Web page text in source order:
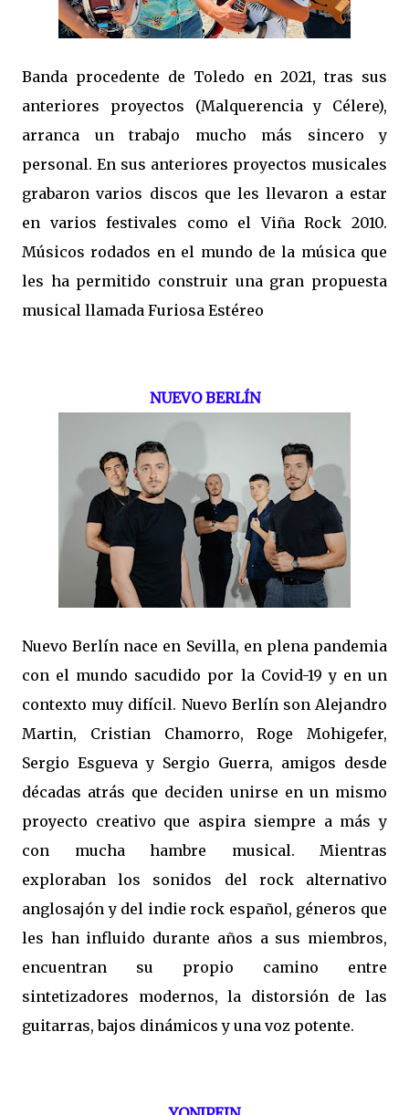
Banda procedente de Toledo en 2021, tras sus
anteriores proyectos (Malquerencia y Célere),
arranca un trabajo mucho más sincero y
personal. En sus anteriores proyectos musicales
grabaron varios discos que les llevaron a estar
en varios festivales como el Viña Rock 2010.
Músicos rodados en el mundo de la música que
les ha permitido construir una gran propuesta
musical llamada Furiosa Estéreo
NUEVO BERLÍN
Nuevo Berlín nace en Sevilla, en plena pandemia
con el mundo sacudido por la Covid-19 y en un
contexto muy difícil. Nuevo Berlín son Alejandro
Martin, Cristian Chamorro, Roge Mohigefer,
Sergio Esgueva y Sergio Guerra, amigos desde
décadas atrás que deciden unirse en un mismo
proyecto creativo que aspira siempre a más y
con mucha hambre musical. Mientras
exploraban los sonidos del rock alternativo
anglosajón y del indie rock español, géneros que
les han influido durante años a sus miembros,
encuentran su propio camino entre
sintetizadores modernos, la distorsión de las
guitarras, bajos dinámicos y una voz potente.